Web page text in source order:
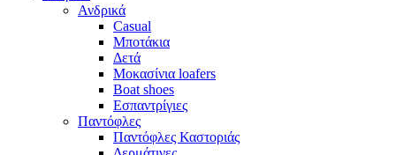
Ανδρικά
Casual
Μποτάκια
Δετά
Μοκασίνια loafers
Boat shoes
Εσπαντρίγιες
Παντόφλες
Παντόφλες Καστοριάς